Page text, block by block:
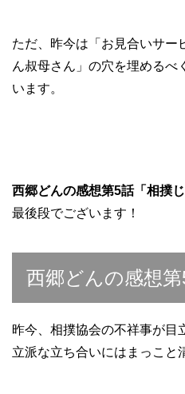
ただ、昨今は「お見合いサー
ん叔母さん」の穴を埋めるべ
います。
西郷どんの感想第5話「相撲
最後段でございます！
西郷どんの感想
昨今、相撲協会の不祥事が目
立派な立ち合いにはまっこと